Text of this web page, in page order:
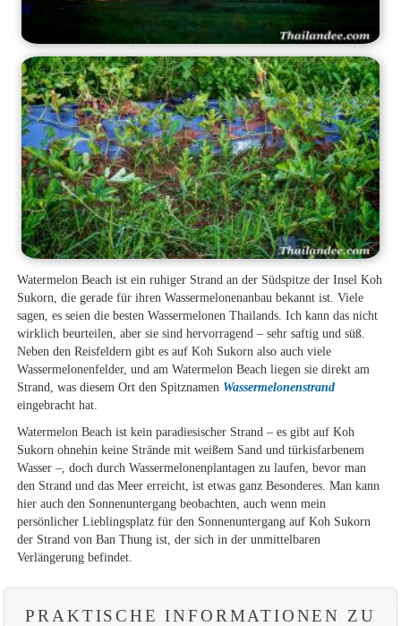
Watermelon Beach ist ein ruhiger Strand an der Südspitze der Insel Koh
Sukorn, die gerade für ihren Wassermelonenanbau bekannt ist. Viele
sagen, es seien die besten Wassermelonen Thailands. Ich kann das nicht
wirklich beurteilen, aber sie sind hervorragend – sehr saftig und süß.
Neben den Reisfeldern gibt es auf Koh Sukorn also auch viele
Wassermelonenfelder, und am Watermelon Beach liegen sie direkt am
Strand, was diesem Ort den Spitznamen Wassermelonenstrand
eingebracht hat.
Watermelon Beach ist kein paradiesischer Strand – es gibt auf Koh
Sukorn ohnehin keine Strände mit weißem Sand und türkisfarbenem
Wasser –, doch durch Wassermelonenplantagen zu laufen, bevor man
den Strand und das Meer erreicht, ist etwas ganz Besonderes. Man kann
hier auch den Sonnenuntergang beobachten, auch wenn mein
persönlicher Lieblingsplatz für den Sonnenuntergang auf Koh Sukorn
der Strand von Ban Thung ist, der sich in der unmittelbaren
Verlängerung befindet.
PRAKTISCHE INFORMATIONEN ZU